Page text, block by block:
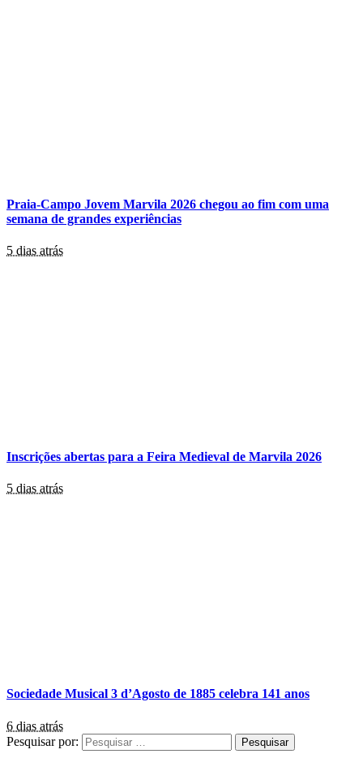
Praia-Campo Jovem Marvila 2026 chegou ao fim com uma
semana de grandes experiências
5 dias atrás
Inscrições abertas para a Feira Medieval de Marvila 2026
5 dias atrás
Sociedade Musical 3 d’Agosto de 1885 celebra 141 anos
6 dias atrás
Pesquisar por: